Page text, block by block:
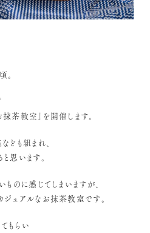
。
茶教室」を開催します。
ども組まれ、
思います。
のに感じてしまいますが、
ュアルなお抹茶教室です。
もらい